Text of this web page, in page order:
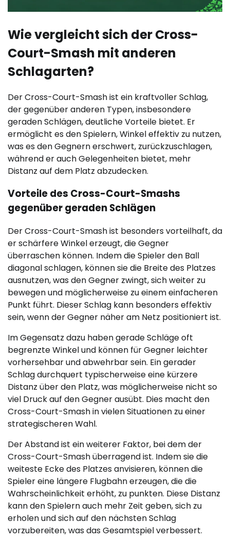
Wie vergleicht sich der Cross-
Court-Smash mit anderen
Schlagarten?
Der Cross-Court-Smash ist ein kraftvoller Schlag,
der gegenüber anderen Typen, insbesondere
geraden Schlägen, deutliche Vorteile bietet. Er
ermöglicht es den Spielern, Winkel effektiv zu nutzen,
was es den Gegnern erschwert, zurückzuschlagen,
während er auch Gelegenheiten bietet, mehr
Distanz auf dem Platz abzudecken.
Vorteile des Cross-Court-Smashs
gegenüber geraden Schlägen
Der Cross-Court-Smash ist besonders vorteilhaft, da
er schärfere Winkel erzeugt, die Gegner
überraschen können. Indem die Spieler den Ball
diagonal schlagen, können sie die Breite des Platzes
ausnutzen, was den Gegner zwingt, sich weiter zu
bewegen und möglicherweise zu einem einfacheren
Punkt führt. Dieser Schlag kann besonders effektiv
sein, wenn der Gegner näher am Netz positioniert ist.
Im Gegensatz dazu haben gerade Schläge oft
begrenzte Winkel und können für Gegner leichter
vorhersehbar und abwehrbar sein. Ein gerader
Schlag durchquert typischerweise eine kürzere
Distanz über den Platz, was möglicherweise nicht so
viel Druck auf den Gegner ausübt. Dies macht den
Cross-Court-Smash in vielen Situationen zu einer
strategischeren Wahl.
Der Abstand ist ein weiterer Faktor, bei dem der
Cross-Court-Smash überragend ist. Indem sie die
weiteste Ecke des Platzes anvisieren, können die
Spieler eine längere Flugbahn erzeugen, die die
Wahrscheinlichkeit erhöht, zu punkten. Diese Distanz
kann den Spielern auch mehr Zeit geben, sich zu
erholen und sich auf den nächsten Schlag
vorzubereiten, was das Gesamtspiel verbessert.